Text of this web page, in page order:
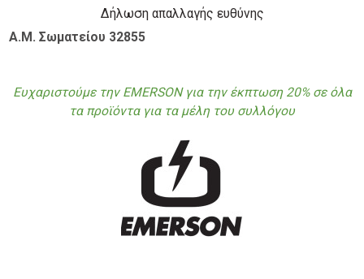
Δήλωση απαλλαγής ευθύνης
Α.Μ. Σωματείου 32855
Ευχαριστούμε την EMERSON για την έκπτωση 20% σε όλα
τα προϊόντα για τα μέλη του συλλόγου